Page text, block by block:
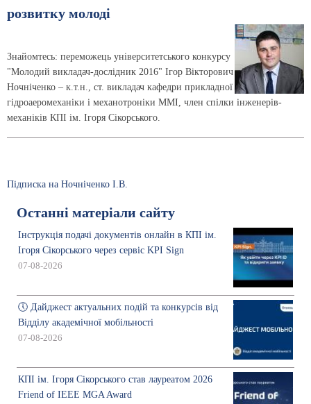
розвитку молоді
Знайомтесь: переможець університетського конкурсу
"Молодий викладач-дослідник 2016" Ігор Вікторович
Ночніченко – к.т.н., ст. викладач кафедри прикладної
гідроаеромеханіки і механотроніки ММІ, член спілки інженерів-
механіків КПІ ім. Ігоря Сікорського.
Підписка на Ночніченко І.В.
Останні матеріали сайту
Інструкція подачі документів онлайн в КПІ ім.
Ігоря Сікорського через сервіс KPI Sign
07-08-2026
🕔 Дайджест актуальних подій та конкурсів від
Відділу академічної мобільності
07-08-2026
КПІ ім. Ігоря Сікорського став лауреатом 2026
Friend of IEEE MGA Award